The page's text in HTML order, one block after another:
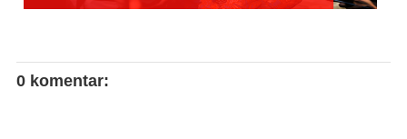
0 komentar: